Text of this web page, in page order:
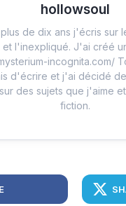
hollowsoul
de dix ans j'écris sur
et l'inexpliqué. J'ai créé
incognita.com/
d'écrire et j'ai décidé
des sujets que j'aime
fiction.